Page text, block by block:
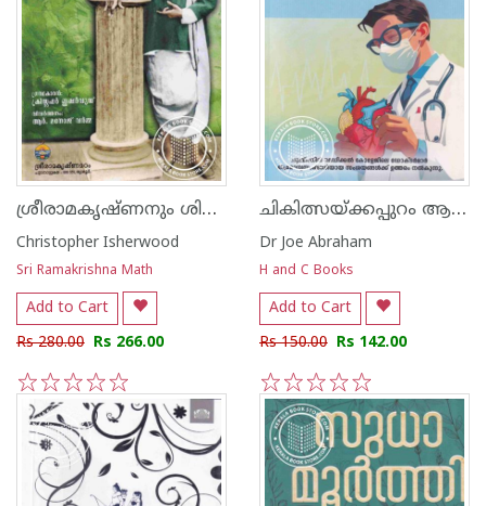
ശ്രീരാമകൃഷ്‌ണനും ശിഷ്യരും
Christopher Isherwood
Sri Ramakrishna Math
Add to Cart
Rs 280.00 Rs 266.00
5
4
3
2
ചികിത്സയ്ക്കപ്പുറം ആരോഗ്യം ഡോക്ട‌ർമാരുടെ കാഴ്ചപ്പാടുകൾ
Dr Joe Abraham
H and C Books
Add to Cart
Rs 150.00 Rs 142.00
5
4
3
2
1